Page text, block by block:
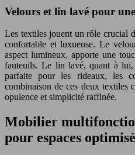
Velours et lin lavé pour
Les textiles jouent un rôle crucial
confortable et luxueuse. Le
aspect lumineux, apporte une
fauteuils. Le lin lavé, quant à lui,
parfaite pour les rideaux, les
combinaison de ces deux textiles
opulence et simplicité raffinée.
Mobilier
pour espaces